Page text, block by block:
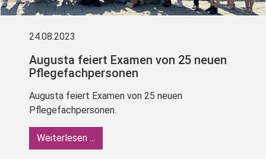
24.08.2023
Augusta feiert Examen von 25 neuen
Pflegefachpersonen
Augusta feiert Examen von 25 neuen
Pflegefachpersonen.
Weiterlesen ...